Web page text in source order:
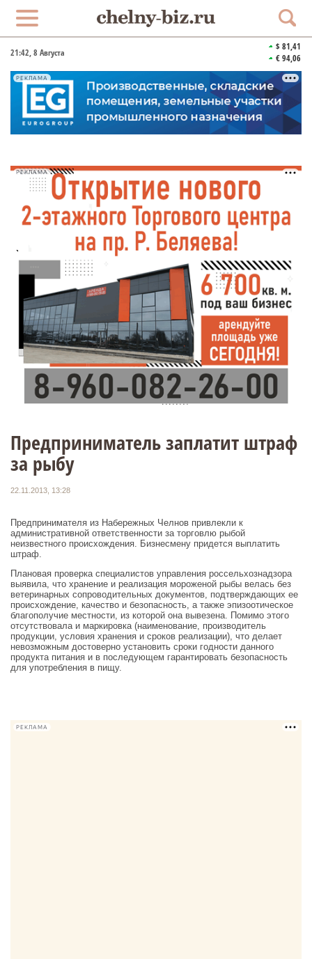
21:42, 8 Августа
$ 81,41
€ 94,06
РЕКЛАМА
РЕКЛАМА
Предприниматель заплатит штраф
за рыбу
22.11.2013, 13:28
Предпринимателя из Набережных Челнов привлекли к
административной ответственности за торговлю рыбой
неизвестного происхождения. Бизнесмену придется выплатить
штраф.
Плановая проверка специалистов управления россельхознадзора
выявила, что хранение и реализация мороженой рыбы велась без
ветеринарных сопроводительных документов, подтверждающих ее
происхождение, качество и безопасность, а также эпизоотическое
благополучие местности, из которой она вывезена. Помимо этого
отсутствовала и маркировка (наименование, производитель
продукции, условия хранения и сроков реализации), что делает
невозможным достоверно установить сроки годности данного
продукта питания и в последующем гарантировать безопасность
для употребления в пищу.
РЕКЛАМА